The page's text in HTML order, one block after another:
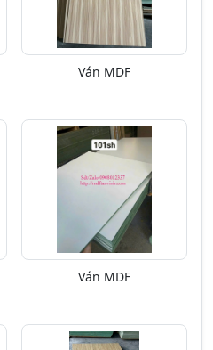
Ván MDF
Ván MDF